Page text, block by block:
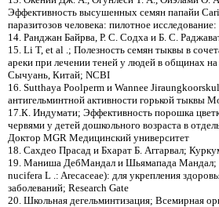
Эффективность высушенных семян папайи
паразитозов человека: пилотное
14. Ранджан Байрва, Р. С. Содха и Б. С.
15. Li T, et al .; Полезность семян тыквы в
ареки при лечении теней у людей в общинах
Сычуань, Китай; NCBI
16. Sutthaya Poolperm и Wannee
антигельминтной активности горькой тыквы
17.К. Индумати; Эффективность порошка
червями у детей дошкольного возраста в
Доктор MGR Медицинский университет
18. Сахдео Прасад и Бхарат Б. Аггарвал;
19. Маниша ДебМандал и Шьямапада Мандал;
nucifera L .: Arecaceae): для укрепления
заболеваний; Research Gate
20. Школьная дегельминтизация; Всемирная